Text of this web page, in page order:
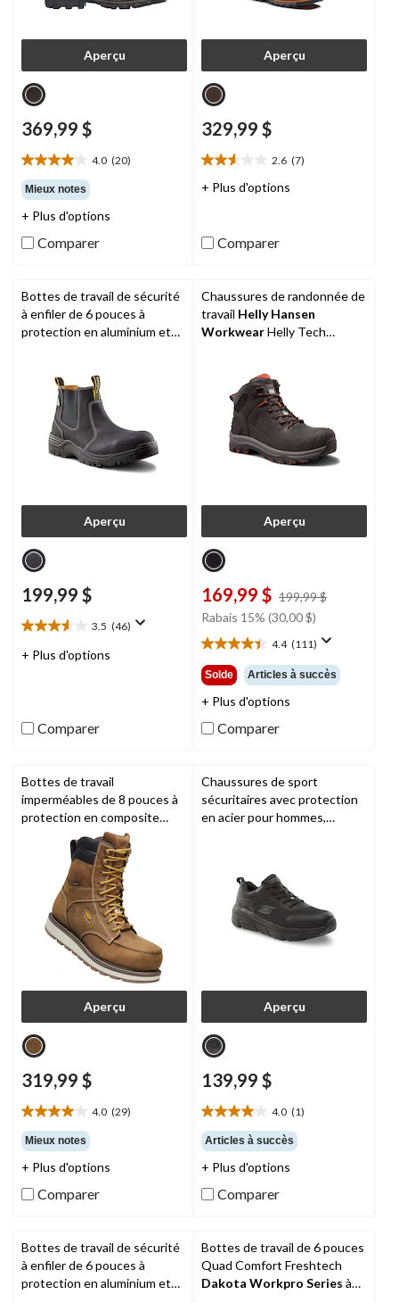
Aperçu
369,99 $
4.0 (20)
4.0
étoile(s)
sur
5.
20
évaluations
Mieux notes
+ Plus d'options
Comparer
Aperçu
329,99 $
2.6 (7)
2.6
étoile(s)
7
évaluations
+ Plus d'options
Comparer
Bottes de travail de sécurité
à enfiler de 6 pouces à
protection en aluminium et
Aperçu
199,99 $
3.5 (46)
3.5
étoile(s)
évaluations
+ Plus d'options
Comparer
Chaussures de randonnée de
travail Helly Hansen
WorkwearHelly Tech
composite pour hommes
Aperçu
169,99 $ 199,99 $
Rabais 15% (30,00 $)
4.4 (111)
4.4
étoile(s)
sur
5.
111
évaluations
Solde Articles à succès
+ Plus d'options
Comparer
Bottes de travail
imperméables de 8 pouces à
protection en composite
pour hommes,KEEN Utility
Cincinnati
Aperçu
319,99 $
4.0 (29)
4.0
étoile(s)
sur
5.
29
évaluations
Mieux notes
+ Plus d'options
Comparer
Chaussures de sport
sécuritaires avec protection
en acier pour hommes,
Aperçu
139,99 $
4.0 (1)
4.0
étoile(s)
sur
5.
1
évaluation
Articles à succès
+ Plus d'options
Comparer
Bottes de travail de sécurité
à enfiler de 6 pouces à
protection en aluminium et
Bottes de travail de 6 pouces
Quad Comfort Freshtech
Dakota Workpro Series à